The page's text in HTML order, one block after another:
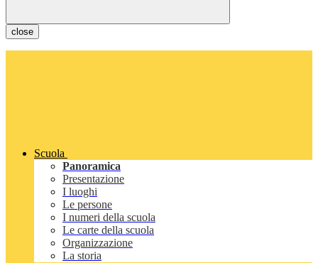
close
Scuola
Panoramica
Presentazione
I luoghi
Le persone
I numeri della scuola
Le carte della scuola
Organizzazione
La storia